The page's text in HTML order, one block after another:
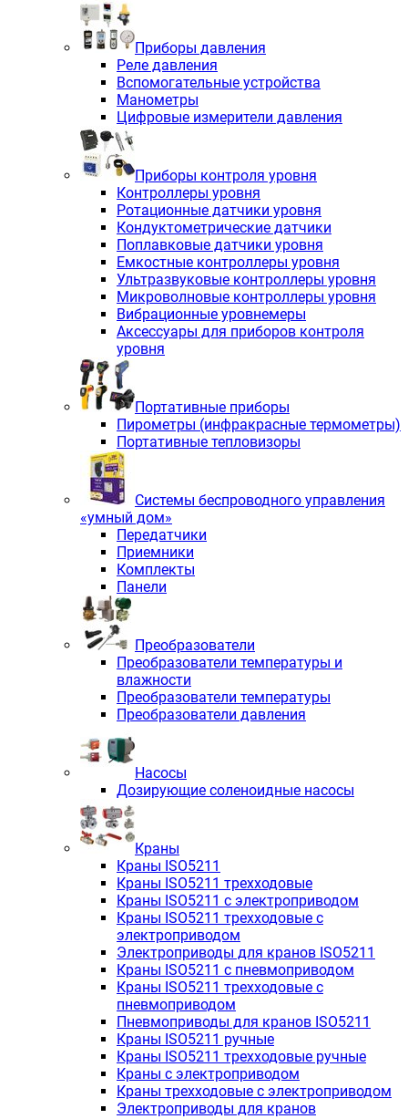
Приборы давления
Реле давления
Вспомогательные устройства
Манометры
Цифровые измерители давления
Приборы контроля уровня
Контроллеры уровня
Ротационные датчики уровня
Кондуктометрические датчики
Поплавковые датчики уровня
Емкостные контроллеры уровня
Ультразвуковые контроллеры уровня
Микроволновые контроллеры уровня
Вибрационные уровнемеры
Аксессуары для приборов контроля
уровня
Портативные приборы
Пирометры (инфракрасные термометры)
Портативные тепловизоры
Системы беспроводного управления
«умный дом»
Передатчики
Приемники
Комплекты
Панели
Преобразователи
Преобразователи температуры и
влажности
Преобразователи температуры
Преобразователи давления
Насосы
Дозирующие соленоидные насосы
Краны
Краны ISO5211
Краны ISO5211 трехходовые
Краны ISO5211 с электроприводом
Краны ISO5211 трехходовые с
электроприводом
Электроприводы для кранов ISO5211
Краны ISO5211 с пневмоприводом
Краны ISO5211 трехходовые с
пневмоприводом
Пневмоприводы для кранов ISO5211
Краны ISO5211 ручные
Краны ISO5211 трехходовые ручные
Краны с электроприводом
Краны трехходовые с электроприводом
Электроприводы для кранов